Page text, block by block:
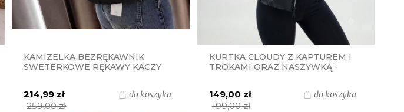
KAMIZELKA BEZRĘKAWNIK
SWETERKOWE RĘKAWY KACZY
214,99 zł
259,00 zł
do koszyka
KURTKA CLOUDY Z KAPTUREM I
TROKAMI ORAZ NASZYWKĄ -
149,00 zł
199,00 zł
do koszyka